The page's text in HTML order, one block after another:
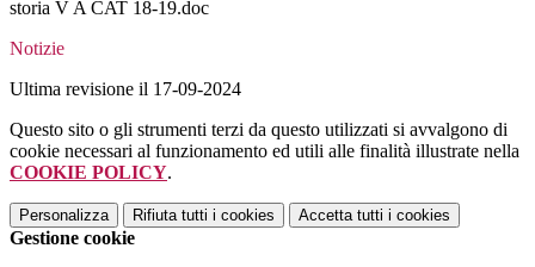
storia V A CAT 18-19.doc
Notizie
Ultima revisione il 17-09-2024
Questo sito o gli strumenti terzi da questo utilizzati si avvalgono di
cookie necessari al funzionamento ed utili alle finalità illustrate nella
COOKIE POLICY.
Personalizza Rifiuta tutti i cookies Accetta tutti i cookies
Gestione cookie